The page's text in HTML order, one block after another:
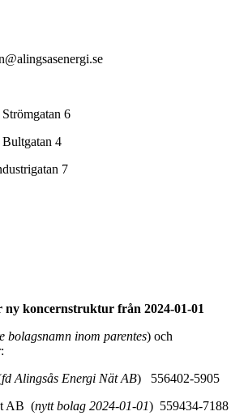
6
4
7
ny koncernstruktur från 2024-01-01
bolagsnamn inom parentes) och
fd Alingsås Energi Nät AB) 556402-5905
AB (nytt bolag 2024-01-01) 559434-7188